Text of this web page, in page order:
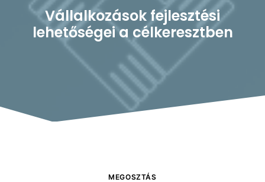
Kapcsolat
Keresés
Vállalkozások fejlesztési
lehetőségei a célkeresztben
MEGOSZTÁS